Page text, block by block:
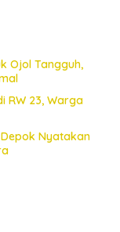
Ojol Tangguh,
RW 23, Warga
Depok Nyatakan